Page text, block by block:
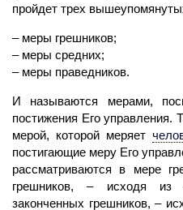
пройдет трех
– меры грешников;
– меры средних;
– меры праведников.
И называются мерами,
постижения Его управления.
мерой, которой меряет
постигающие меру Его
рассматриваются в мере
грешников, – исходя из
законченных грешников, –